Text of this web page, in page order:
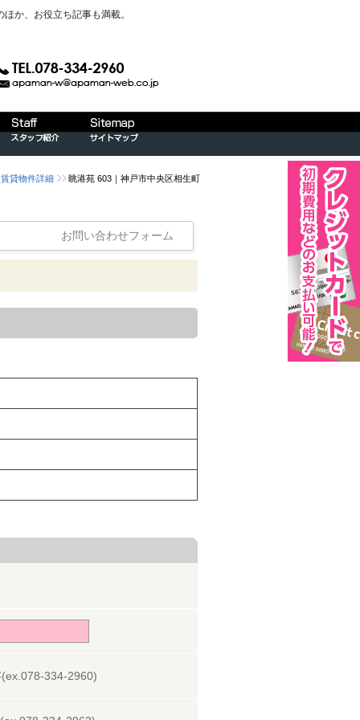
か、お役立ち記事も満載。
貸物件詳細
眺港苑 603｜神戸市中央区相生町
お問い合わせフォーム
334-2960)